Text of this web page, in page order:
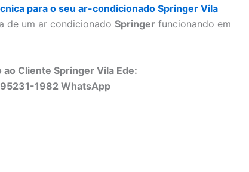
para o seu ar-condicionado Springer Vila
de um ar condicionado Springer funcionando em
Cliente Springer Vila Ede:
1982 WhatsApp